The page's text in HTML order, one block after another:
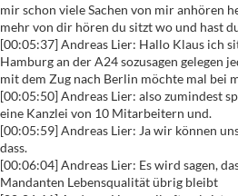
mir schon viele Sachen von mir anhören
mehr von dir hören du sitzt wo und hast
[00:05:37] Andreas Lier: Hallo Klaus ich
Hamburg an der A24 sozusagen gelegen
mit dem Zug nach Berlin möchte mal bei
[00:05:50] Andreas Lier: also zumindest
eine Kanzlei von 10 Mitarbeitern und.
[00:05:59] Andreas Lier: Ja wir können
dass.
[00:06:04] Andreas Lier: Es wird sagen,
Mandanten Lebensqualität übrig bleibt